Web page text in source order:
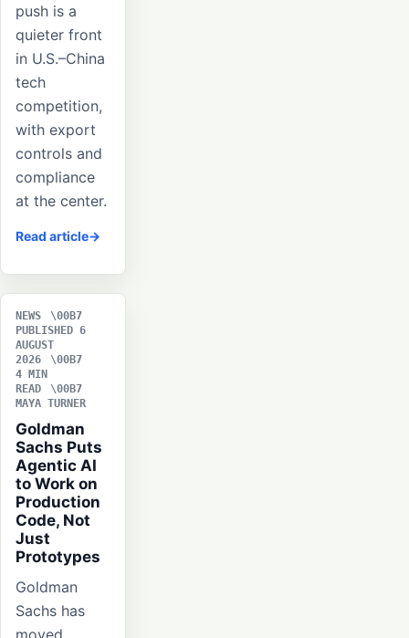
push is a
quieter front
in U.S.–China
tech
competition,
with export
controls and
compliance
at the center.
Read article
NEWS
PUBLISHED 6
AUGUST
2026
4 MIN
READ
MAYA TURNER
Goldman
Sachs Puts
Agentic AI
to Work on
Production
Code, Not
Just
Prototypes
Goldman
Sachs has
moved